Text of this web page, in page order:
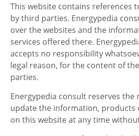
This website contains references
by third parties. Energypedia
over the websites and the
services offered there.
accepts no responsibility
legal reason, for the content of
parties.
Energypedia consult reserves
update the information, products
on this website at any time